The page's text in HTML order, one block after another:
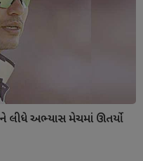
લીધે અભ્યાસ મેચમાં ઊતર્યો